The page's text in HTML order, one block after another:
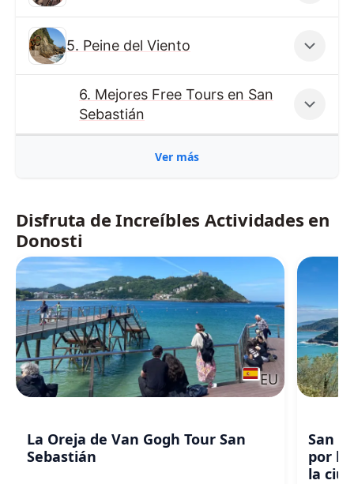
5. Peine del Viento
6. Mejores Free Tours en San
Sebastián
Ver más
Disfruta de Increíbles Actividades en
Donosti
EU
La Oreja de Van Gogh Tour San
Sebastián
San
por
la